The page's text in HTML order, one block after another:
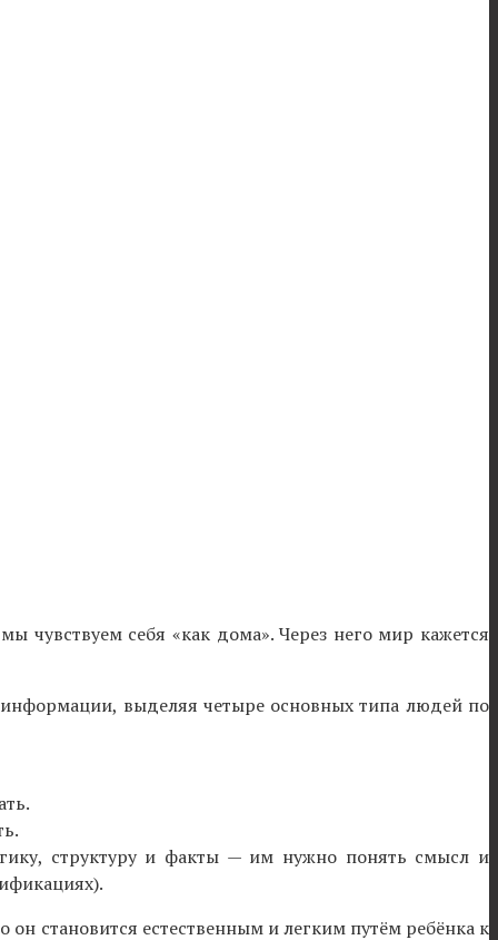
себя «как дома». Через него мир кажется
выделяя четыре основных типа людей по
структуру и факты — им нужно понять смысл и
становится естественным и легким путём ребёнка к